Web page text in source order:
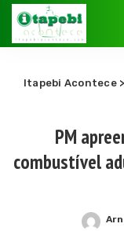
Itapebi Acontece>
PM
combustível